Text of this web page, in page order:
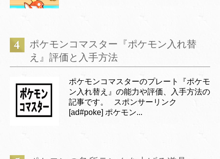
ポケモンコマスター『ポケモン入れ替
え』評価と入手方法
ポケモンコマスターのプレート『ポケモ
ン入れ替え』の能力や評価、入手方法の
記事です。 スポンサーリンク
[ad#poke] ポケモン...